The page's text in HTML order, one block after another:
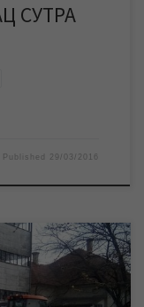
СУТРА
Published 29/03/2016
водоводној